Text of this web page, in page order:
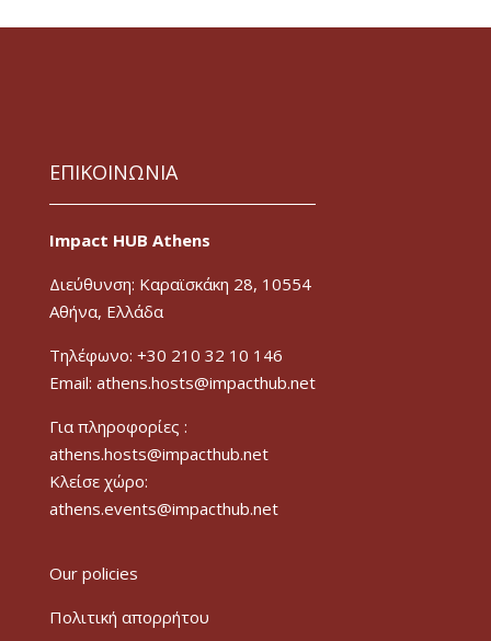
ΕΠΙΚΟΙΝΩΝΙΑ
Impact HUB Athens
Διεύθυνση: Καραϊσκάκη 28, 10554
Αθήνα, Ελλάδα
Τηλέφωνο: +30 210 32 10 146
Email: athens.hosts@impacthub.net
Για πληροφορίες :
athens.hosts@impacthub.net
Κλείσε χώρο:
athens.events@impacthub.net
Our policies
Πολιτική απορρήτου